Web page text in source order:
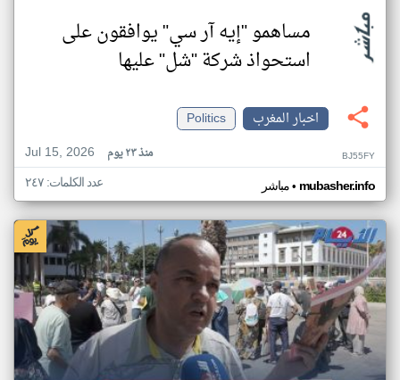
مساهمو "إيه آر سي" يوافقون على
استحواذ شركة "شل" عليها
اخبار المغرب
Politics
Jul 15, 2026
منذ ٢٣ يوم BJ55FY
مباشر• mubasher.info عدد الكلمات: ٢٤٧